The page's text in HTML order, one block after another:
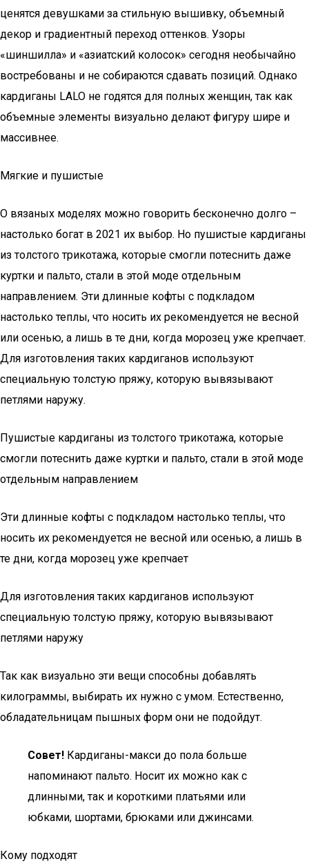
ценятся девушками за стильную вышивку, объемный
декор и градиентный переход оттенков. Узоры
«шиншилла» и «азиатский колосок» сегодня необычайно
востребованы и не собираются сдавать позиций. Однако
кардиганы LALO не годятся для полных женщин, так как
объемные элементы визуально делают фигуру шире и
массивнее.
Мягкие и пушистые
О вязаных моделях можно говорить бесконечно долго –
настолько богат в 2021 их выбор. Но пушистые кардиганы
из толстого трикотажа, которые смогли потеснить даже
куртки и пальто, стали в этой моде отдельным
направлением. Эти длинные кофты с подкладом
настолько теплы, что носить их рекомендуется не весной
или осенью, а лишь в те дни, когда морозец уже крепчает.
Для изготовления таких кардиганов используют
специальную толстую пряжу, которую вывязывают
петлями наружу.
Пушистые кардиганы из толстого трикотажа, которые
смогли потеснить даже куртки и пальто, стали в этой моде
отдельным направлением
Эти длинные кофты с подкладом настолько теплы, что
носить их рекомендуется не весной или осенью, а лишь в
те дни, когда морозец уже крепчает
Для изготовления таких кардиганов используют
специальную толстую пряжу, которую вывязывают
петлями наружу
Так как визуально эти вещи способны добавлять
килограммы, выбирать их нужно с умом. Естественно,
обладательницам пышных форм они не подойдут.
Совет! Кардиганы-макси до пола больше
напоминают пальто. Носит их можно как с
длинными, так и короткими платьями или
юбками, шортами, брюками или джинсами.
Кому подходят